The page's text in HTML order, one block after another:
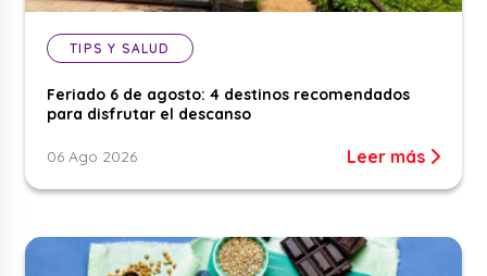
TIPS Y SALUD
Feriado 6 de agosto: 4 destinos recomendados
para disfrutar el descanso
06 Ago 2026 Leer más